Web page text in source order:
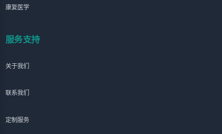
康复医学
服务支持
关于我们
联系我们
定制服务